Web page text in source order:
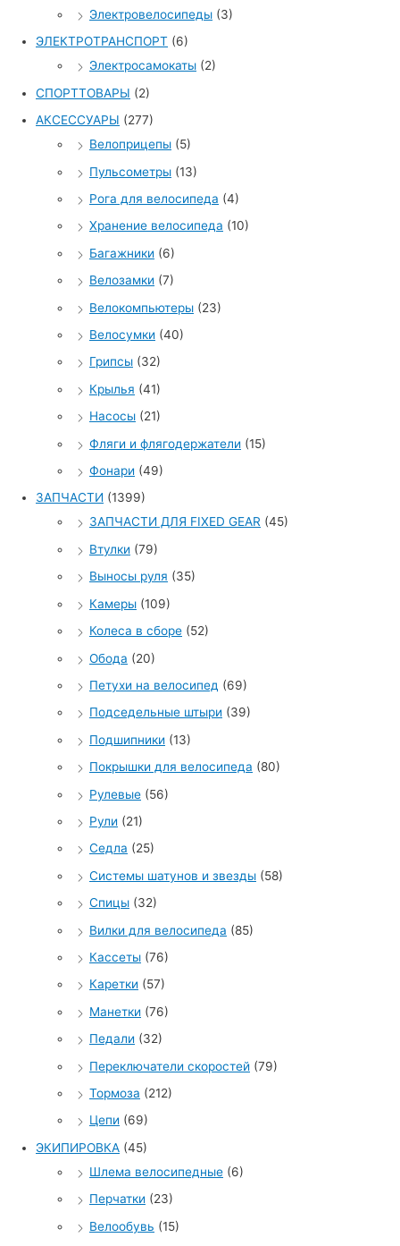
Электровелосипеды (3)
ЭЛЕКТРОТРАНСПОРТ (6)
Электросамокаты (2)
СПОРТТОВАРЫ (2)
АКСЕССУАРЫ (277)
Велоприцепы (5)
Пульсометры (13)
Рога для велосипеда (4)
Хранение велосипеда (10)
Багажники (6)
Велозамки (7)
Велокомпьютеры (23)
Велосумки (40)
Грипсы (32)
Крылья (41)
Насосы (21)
Фляги и флягодержатели (15)
Фонари (49)
ЗАПЧАСТИ (1399)
ЗАПЧАСТИ ДЛЯ FIXED GEAR (45)
Втулки (79)
Выносы руля (35)
Камеры (109)
Колеса в сборе (52)
Обода (20)
Петухи на велосипед (69)
Подседельные штыри (39)
Подшипники (13)
Покрышки для велосипеда (80)
Рулевые (56)
Рули (21)
Седла (25)
Системы шатунов и звезды (58)
Спицы (32)
Вилки для велосипеда (85)
Кассеты (76)
Каретки (57)
Манетки (76)
Педали (32)
Переключатели скоростей (79)
Тормоза (212)
Цепи (69)
ЭКИПИРОВКА (45)
Шлема велосипедные (6)
Перчатки (23)
Велообувь (15)